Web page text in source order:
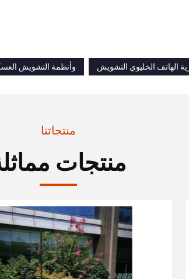
وأنظمة التشويش الهاتف الخليوي التشويش
منتجاتنا
منتجات